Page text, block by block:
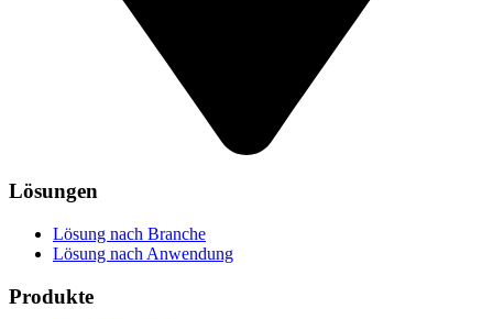
Lösungen
Lösung nach Branche
Lösung nach Anwendung
Produkte